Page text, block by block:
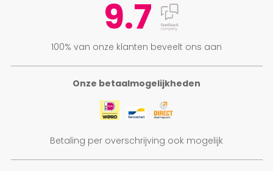
Onze betaalmogelijkheden
Betaling per overschrijving ook mogelijk
9.7
100% van onze klanten beveelt ons aan